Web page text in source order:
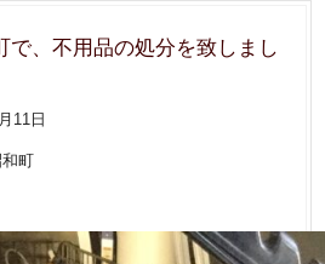
で、不用品の処分を致しまし
11日
町